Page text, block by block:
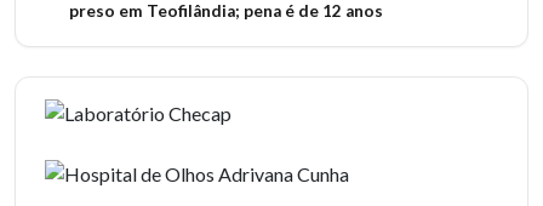
preso em Teofilândia; pena é de 12 anos